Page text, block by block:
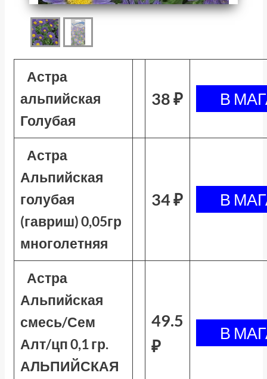
Астра
альпийская
Голубая
38 ₽
Астра
Альпийская
голубая
(гавриш) 0,05гр
многолетняя
34 ₽
Астра
Альпийская
смесь/Сем
Алт/цп 0,1 гр.
АЛЬПИЙСКАЯ
49.5
₽